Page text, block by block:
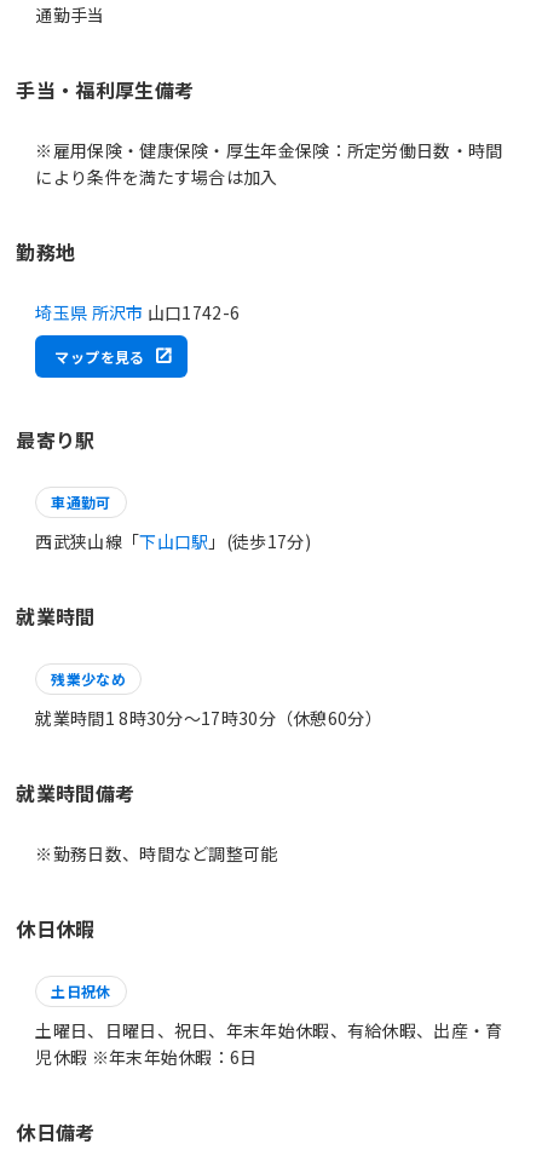
通勤手当
手当・福利厚生備考
※雇用保険・健康保険・厚生年金保険：所定労働日数・時間
により条件を満たす場合は加入
勤務地
埼玉県 所沢市 山口1742-6
マップを見る
最寄り駅
車通勤可
西武狭山線「下山口駅 」(徒歩17分)
就業時間
残業少なめ
就業時間1 8時30分〜17時30分（休憩60分）
就業時間備考
休日休暇
土日祝休
土曜日、日曜日、祝日、年末年始休暇、有給休暇、出産・育
児休暇 ※年末年始休暇：6日
休日備考